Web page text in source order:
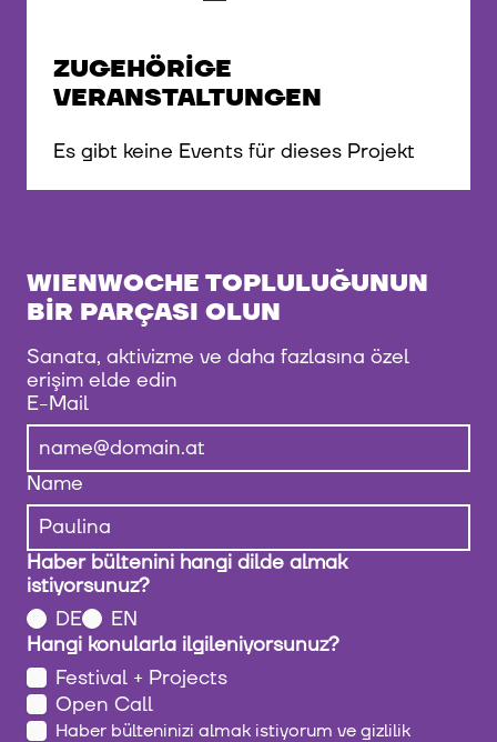
ZUGEHÖRIGE
VERANSTALTUNGEN
Es gibt keine Events für dieses Projekt
WIENWOCHE TOPLULUĞUNUN
BIR PARÇASI OLUN
Sanata, aktivizme ve daha fazlasına özel
erişim elde edin
E-Mail
Name
Haber bültenini hangi dilde almak
istiyorsunuz?
DE
EN
Hangi konularla ilgileniyorsunuz?
Festival + Projects
Open Call
Haber bülteninizi almak istiyorum vegizlilik